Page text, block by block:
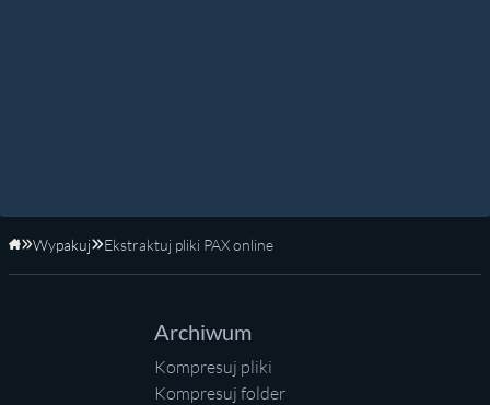
Strona główna
Wypakuj Ekstraktuj pliki PAX online
Archiwum
Kompresuj pliki
Kompresuj folder